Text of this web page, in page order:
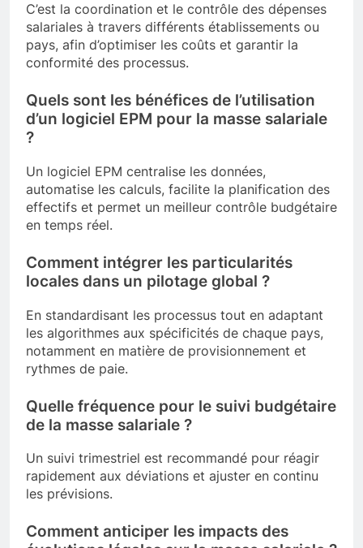
C’est la coordination et le contrôle des dépenses
salariales à travers différents établissements ou
pays, afin d’optimiser les coûts et garantir la
conformité des processus.
Quels sont les bénéfices de l’utilisation
d’un logiciel EPM pour la masse salariale
?
Un logiciel EPM centralise les données,
automatise les calculs, facilite la planification des
effectifs et permet un meilleur contrôle budgétaire
en temps réel.
Comment intégrer les particularités
locales dans un pilotage global ?
En standardisant les processus tout en adaptant
les algorithmes aux spécificités de chaque pays,
notamment en matière de provisionnement et
rythmes de paie.
Quelle fréquence pour le suivi budgétaire
de la masse salariale ?
Un suivi trimestriel est recommandé pour réagir
rapidement aux déviations et ajuster en continu
les prévisions.
Comment anticiper les impacts des